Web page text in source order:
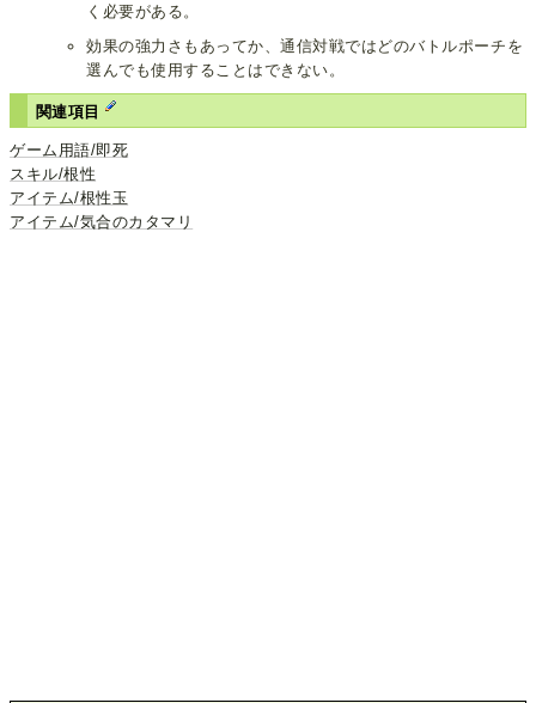
く必要がある。
効果の強力さもあってか、通信対戦ではどのバトルポーチを
選んでも使用することはできない。
関連項目
ゲーム用語/即死
スキル/根性
アイテム/根性玉
アイテム/気合のカタマリ